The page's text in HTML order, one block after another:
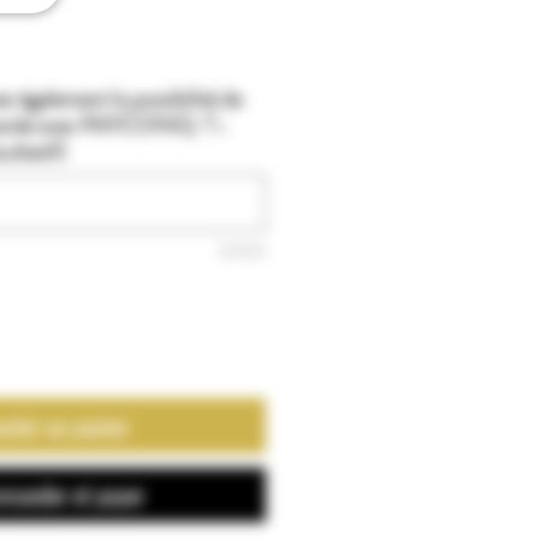
également la possibilité de
avec PAYCONIQ. T.:
au panier
et payer